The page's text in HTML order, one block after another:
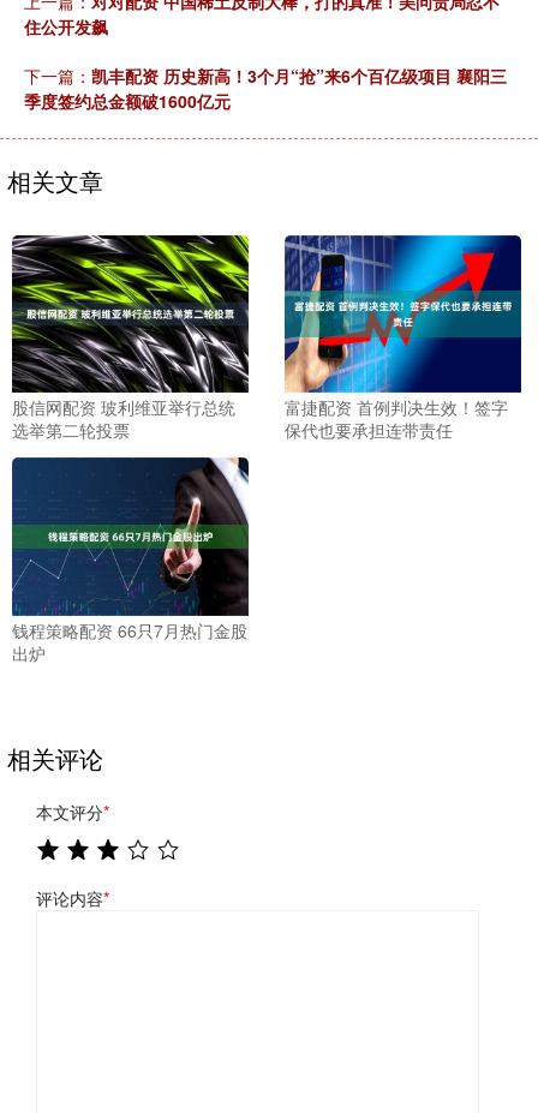
住公开发飙
下一篇： 凯丰配资 历史新高！3个月“抢”来6个百亿级项目 襄阳三
季度签约总金额破1600亿元
相关文章
股信网配资 玻利维亚举行总统
选举第二轮投票
富捷配资 首例判决生效！签字
保代也要承担连带责任
钱程策略配资 66只7月热门金股
出炉
相关评论
本文评分*
评论内容*